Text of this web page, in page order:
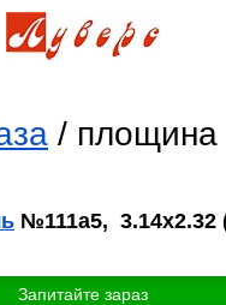
/ площина
№111a5, 3.14x2.32
Запитайте зараз